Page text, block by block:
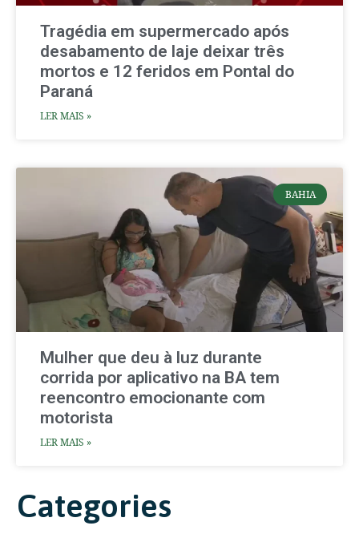
Tragédia em supermercado após
desabamento de laje deixar três
mortos e 12 feridos em Pontal do
Paraná
LER MAIS »
BAHIA
Mulher que deu à luz durante
corrida por aplicativo na BA tem
reencontro emocionante com
motorista
LER MAIS »
Categories